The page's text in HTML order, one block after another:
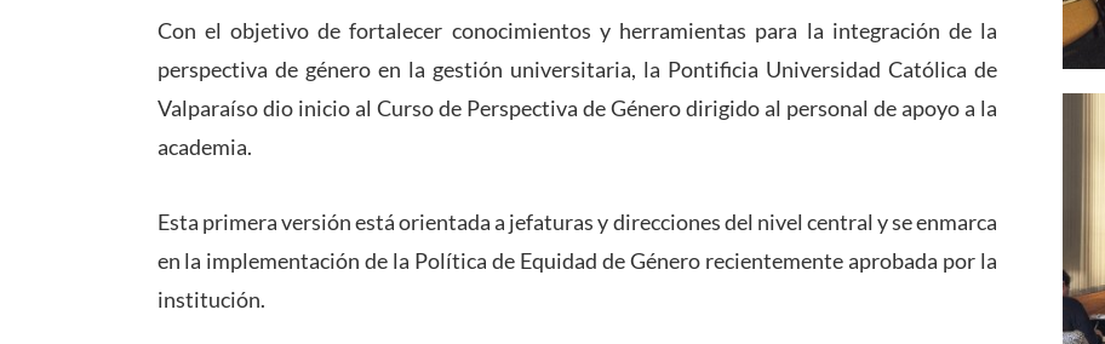
Con el objetivo de fortalecer conocimientos y herramientas para la integración de la
perspectiva de género en la gestión universitaria, la Pontificia Universidad Católica de
Valparaíso dio inicio al Curso de Perspectiva de Género dirigido al personal de apoyo a la
academia.
Esta primera versión está orientada a jefaturas y direcciones del nivel central y se enmarca
en la implementación de la Política de Equidad de Género recientemente aprobada por la
institución.